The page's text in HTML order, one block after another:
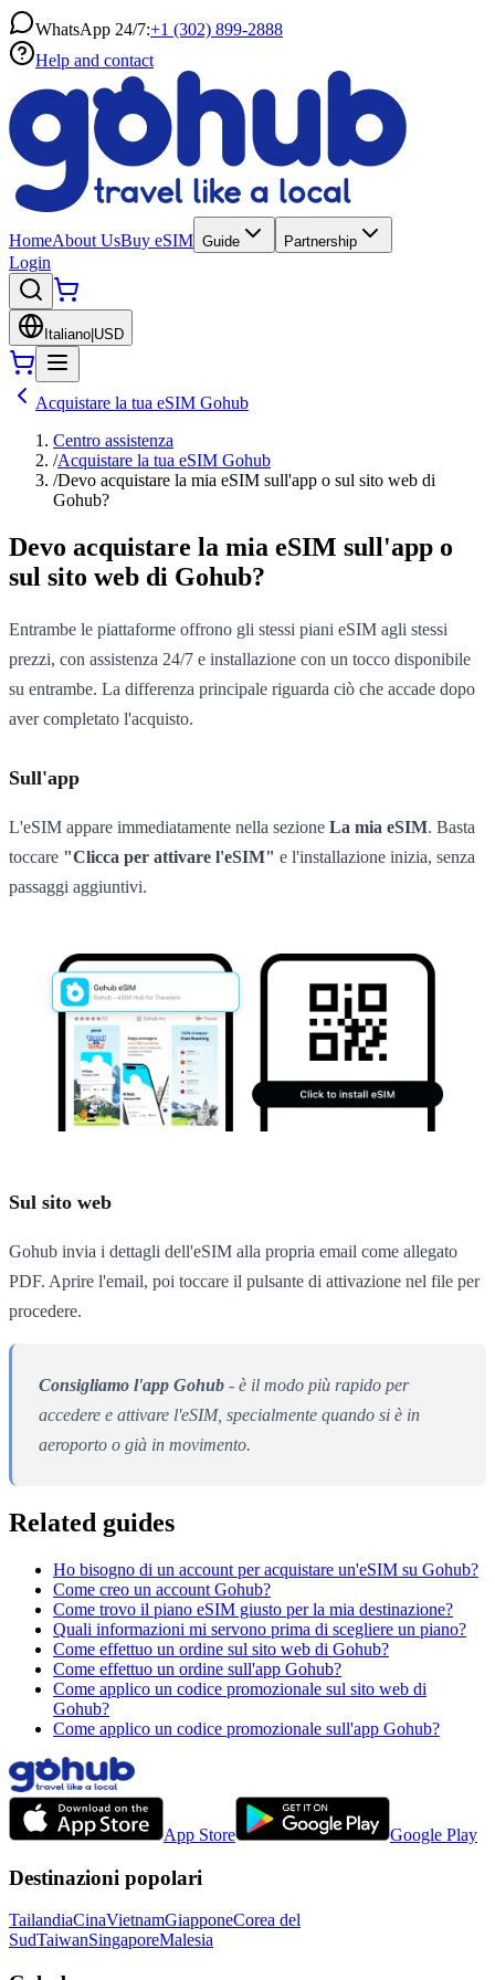
WhatsApp 24/7:+1 (302) 899-2888
Help and contact
HomeAbout UsBuy eSIM Guide Partnership
Login
Italiano USD
Acquistare la tua eSIM Gohub
Centro assistenza
/Acquistare la tua eSIM Gohub
/Devo acquistare la mia eSIM sull'app o sul sito web di
Gohub?
Devo acquistare la mia eSIM sull'app o
sul sito web di Gohub?
Entrambe le piattaforme offrono gli stessi piani eSIM agli stessi
prezzi, con assistenza 24/7 e installazione con un tocco disponibile
su entrambe. La differenza principale riguarda ciò che accade dopo
aver completato l'acquisto.
Sull'app
L'eSIM appare immediatamente nella sezione La mia eSIM. Basta
toccare "Clicca per attivare l'eSIM" e l'installazione inizia, senza
passaggi aggiuntivi.
Sul sito web
Gohub invia i dettagli dell'eSIM alla propria email come allegato
PDF. Aprire l'email, poi toccare il pulsante di attivazione nel file per
procedere.
Consigliamo l'app Gohub - è il modo più rapido per
accedere e attivare l'eSIM, specialmente quando si è in
aeroporto o già in movimento.
Related guides
Ho bisogno di un account per acquistare un'eSIM su Gohub?
Come creo un account Gohub?
Come trovo il piano eSIM giusto per la mia destinazione?
Quali informazioni mi servono prima di scegliere un piano?
Come effettuo un ordine sul sito web di Gohub?
Come effettuo un ordine sull'app Gohub?
Come applico un codice promozionale sul sito web di
Gohub?
Come applico un codice promozionale sull'app Gohub?
App Store Google Play
Destinazioni popolari
TailandiaCinaVietnamGiapponeCorea del
SudTaiwanSingaporeMalesia